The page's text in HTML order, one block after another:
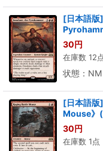
[日本語
30円
在庫数 12
状態：NM
[日本語版
Mouse》
30円
在庫数 1点